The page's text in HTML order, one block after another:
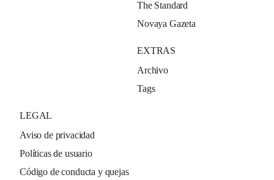
The Standard
Novaya Gazeta
EXTRAS
Archivo
Tags
LEGAL
Aviso de privacidad
Políticas de usuario
Código de conducta y quejas